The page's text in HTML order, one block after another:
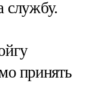
службу.
принять